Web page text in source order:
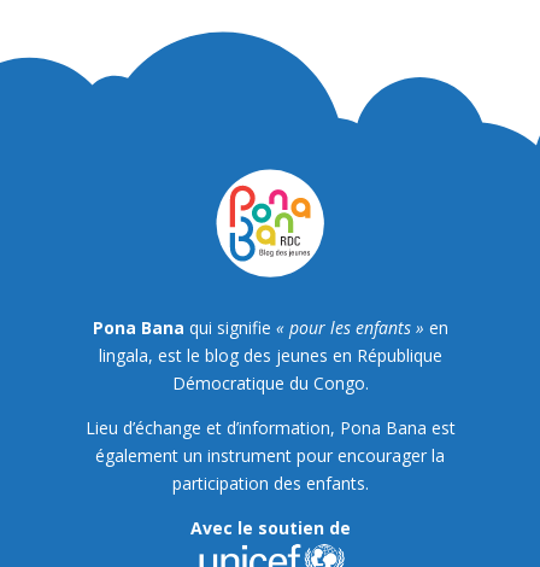
Pona Bana qui signifie « pour les enfants » en
lingala, est le blog des jeunes en République
Démocratique du Congo.
Lieu d’échange et d’information, Pona Bana est
également un instrument pour encourager la
participation des enfants.
Avec le soutien de